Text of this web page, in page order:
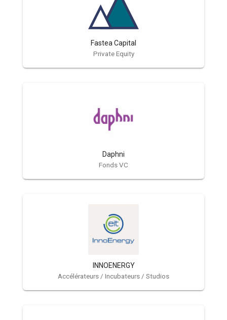
Fastea Capital
Private Equity
Daphni
Fonds VC
INNOENERGY
Accélérateurs / Incubateurs / Studios